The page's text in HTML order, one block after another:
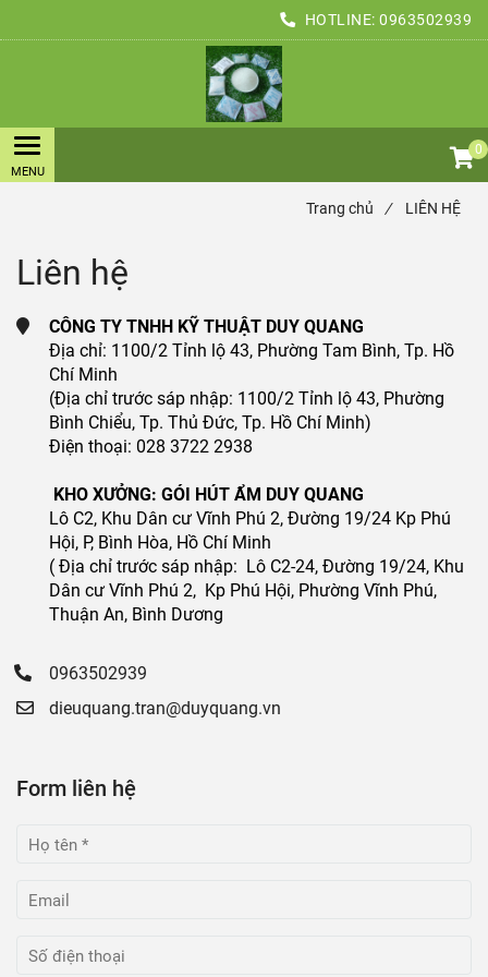
HOTLINE: 0963502939
0
Trang chủ / LIÊN HỆ
Liên hệ
CÔNG TY TNHH KỸ THUẬT DUY QUANG
Địa chỉ: 1100/2 Tỉnh lộ 43, Phường Tam Bình, Tp. Hồ
Chí Minh
(Địa chỉ trước sáp nhập: 1100/2 Tỉnh lộ 43, Phường
Bình Chiểu, Tp. Thủ Đức, Tp. Hồ Chí Minh)
Điện thoại: 028 3722 2938
KHO XƯỞNG: GÓI HÚT ẨM DUY QUANG
Lô C2, Khu Dân cư Vĩnh Phú 2, Đường 19/24 Kp Phú
Hội, P, Bình Hòa, Hồ Chí Minh
( Địa chỉ trước sáp nhập: Lô C2-24, Đường 19/24, Khu
Dân cư Vĩnh Phú 2, Kp Phú Hội, Phường Vĩnh Phú,
Thuận An, Bình Dương
0963502939
dieuquang.tran@duyquang.vn
Form liên hệ